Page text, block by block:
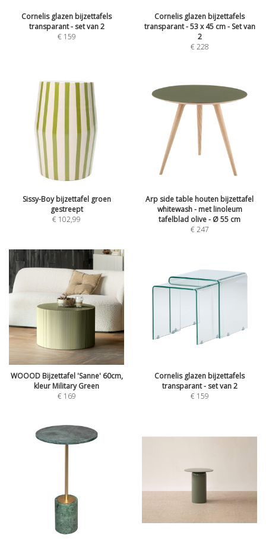
Cornelis glazen bijzettafels
transparant - set van 2
€ 159
Cornelis glazen bijzettafels
transparant - 53 x 45 cm - Set van
2
€228
Sissy-Boy bijzettafel groen
gestreept
€ 102,99
Arp side table houten bijzettafel
whitewash - met linoleum
tafelblad olive - Ø 55 cm
€247
WOOOD Bijzettafel 'Sanne' 60cm,
kleur Military Green
€ 169
Cornelis glazen bijzettafels
transparant - set van 2
€ 159